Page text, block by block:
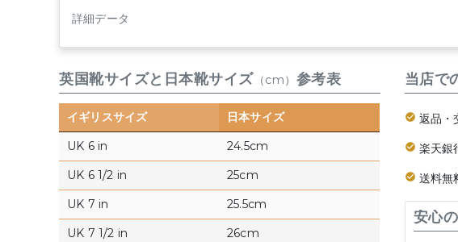
詳細データ
英国靴サイズと日本靴サイズ （cm） 参考表
イギリスサイズ
日本サイズ
UK 6 in
24.5cm
UK 6 1/2 in
25cm
UK 7 in
25.5cm
UK 7 1/2 in
26cm
当店で
返品・
楽天銀
送料無
安心